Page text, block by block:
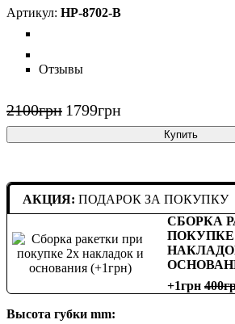
НР-8702-B
Отзывы
2100грн 1799грн
Купить
АКЦИЯ: ПОДАРОК ЗА ПОКУПКУ
СБОРКА
ПОКУПКЕ
+1грн 400
Высота губки mm: